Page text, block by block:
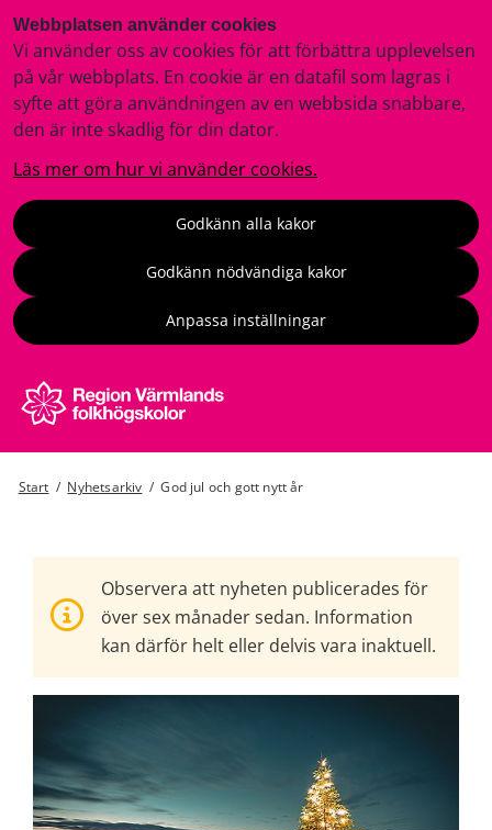
Webbplatsen använder cookies
Vi använder oss av cookies för att förbättra upplevelsen
på vår webbplats. En cookie är en datafil som lagras i
syfte att göra användningen av en webbsida snabbare,
den är inte skadlig för din dator.
Läs mer om hur vi använder cookies.
Godkänn alla kakor
Godkänn nödvändiga kakor
Anpassa inställningar
Start / Nyhetsarkiv / God jul och gott nytt år
Observera att nyheten publicerades för
över sex månader sedan. Information
kan därför helt eller delvis vara inaktuell.